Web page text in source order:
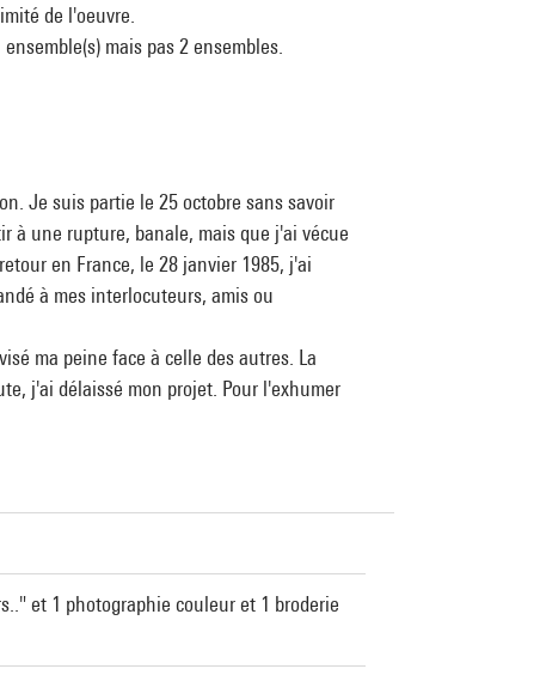
de l'oeuvre.
mais pas 2 ensembles.
Je suis partie le 25 octobre sans savoir
à une rupture, banale, mais que j'ai vécue
en France, le 28 janvier 1985, j'ai
à mes interlocuteurs, amis ou
ma peine face à celle des autres. La
j'ai délaissé mon projet. Pour l'exhumer
et 1 photographie couleur et 1 broderie